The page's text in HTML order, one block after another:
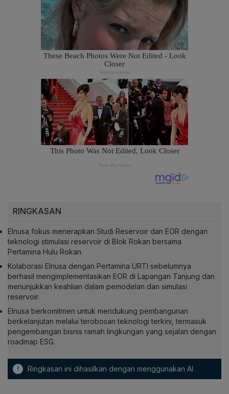
RINGKASAN
Elnusa fokus menerapkan Studi Reservoir dan EOR dengan
teknologi stimulasi reservoir di Blok Rokan bersama
Pertamina Hulu Rokan.
Kolaborasi Elnusa dengan Pertamina URTI sebelumnya
berhasil mengimplementasikan EOR di Lapangan Tanjung dan
menunjukkan keahlian dalam pemodelan dan simulasi
reservoir.
Elnusa berkomitmen untuk mendukung pembangunan
berkelanjutan melalui terobosan teknologi terkini, termasuk
pengembangan bisnis ramah lingkungan yang sejalan dengan
roadmap ESG.
! Ringkasan ini dihasilkan dengan menggunakan AI